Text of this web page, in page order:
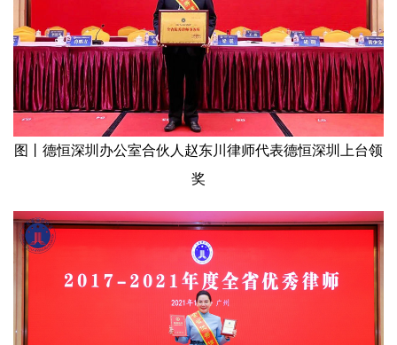
图丨德恒深圳办公室合伙人赵东川律师代表德恒深圳上台领
奖